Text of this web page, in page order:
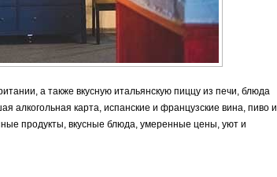
а также вкусную итальянскую пиццу из печи, блюда
алкогольная карта, испанские и французские вина, пиво и
продукты, вкусные блюда, умеренные цены, уют и